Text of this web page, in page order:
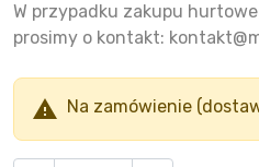
W przypadku zakupu
prosimy o kontakt:
 Na zamówienie